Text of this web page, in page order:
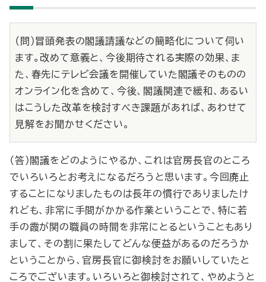
（問）冒頭発表の閣議請議などの簡略化について伺い
ます。改めて意義と、今後期待される実際の効果、ま
た、春先にテレビ会議を開催していた閣議そのものの
オンライン化を含めて、今後、閣議関連で緩和、あるい
はこうした改革を検討すべき課題があれば、あわせて
見解をお聞かせください。
（答）閣議をどのようにやるか、これは官房長官のところ
でいろいろとお考えになるだろうと思います。今回廃止
することになりましたものは長年の慣行でありましたけ
れども、非常に手間がかかる作業ということで、特に若
手の霞が関の職員の時間を非常にとるということもあり
まして、その割に果たしてどんな便益があるのだろうか
ということから、官房長官に御検討をお願いしていたと
ころでございます。いろいろと御検討されて、やめようと